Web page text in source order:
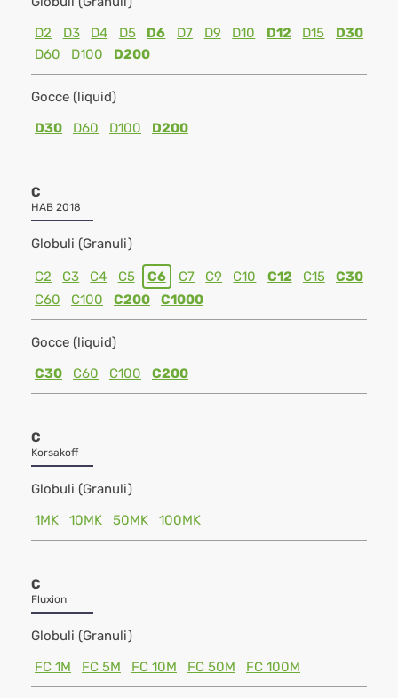
D2
D3 D4 D5 D6 D7 D9 D10 D12 D15
D30
D60
D100 D200
Gocce (liquid)
D30
D60 D100 D200
C
HAB 2018
Globuli (Granuli)
C2 C3 C4 C5 C6 C7 C9 C10 C12 C15
C30
C60
C100 C200 C1000
Gocce (liquid)
C30
C60 C100 C200
C
Korsakoff
Globuli (Granuli)
1MK
10MK 50MK 100MK
C
Fluxion
Globuli (Granuli)
FC 1M
FC 5M FC 10M FC 50M FC 100M